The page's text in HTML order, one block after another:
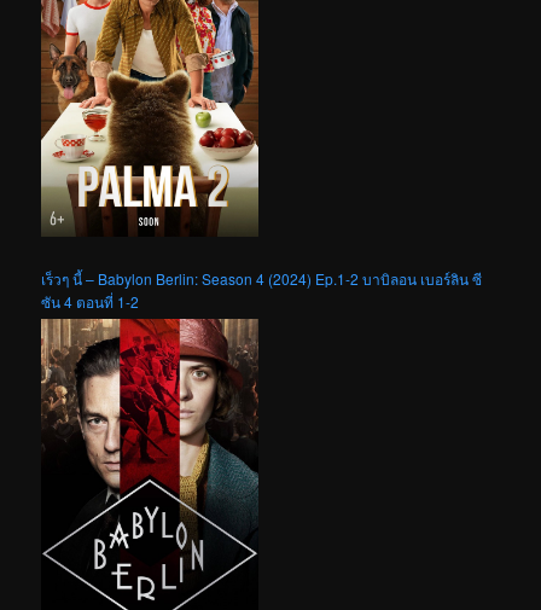
เร็วๆ นี้ – Babylon Berlin: Season 4 (2024) Ep.1-2 บาบิลอน เบอร์ลิน ซี
ซัน 4 ตอนที่ 1-2